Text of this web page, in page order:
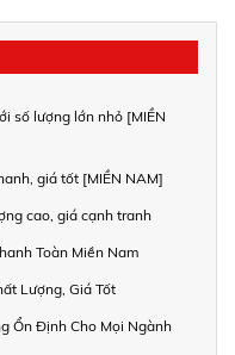
số lượng lớn nhỏ [MIỀN
giá tốt [MIỀN NAM]
cao, giá cạnh tranh
Toàn Miền Nam
Lượng, Giá Tốt
Ổn Định Cho Mọi Ngành